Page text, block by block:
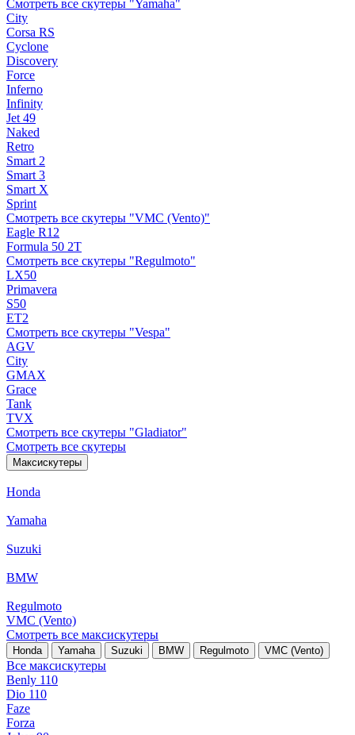
Смотреть все скутеры "Yamaha"
City
Corsa RS
Cyclone
Discovery
Force
Inferno
Infinity
Jet 49
Naked
Retro
Smart 2
Smart 3
Smart X
Sprint
Смотреть все скутеры "VMC (Vento)"
Eagle R12
Formula 50 2Т
Смотреть все скутеры "Regulmoto"
LX50
Primavera
S50
ET2
Смотреть все скутеры "Vespa"
AGV
City
GMAX
Grace
Tank
TVX
Смотреть все скутеры "Gladiator"
Смотреть все скутеры
Максискутеры
Honda
Yamaha
Suzuki
BMW
Regulmoto
VMC (Vento)
Смотреть все максискутеры
Honda Yamaha Suzuki BMW Regulmoto VMC (Vento)
Все максискутеры
Benly 110
Dio 110
Faze
Forza